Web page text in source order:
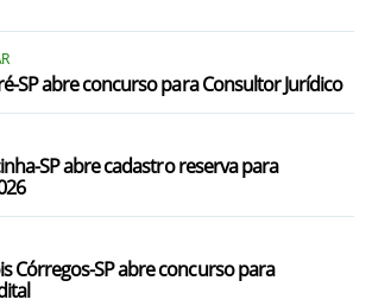
SP abre concurso para Consultor Jurídico
SP abre cadastro reserva para
Córregos-SP abre concurso para